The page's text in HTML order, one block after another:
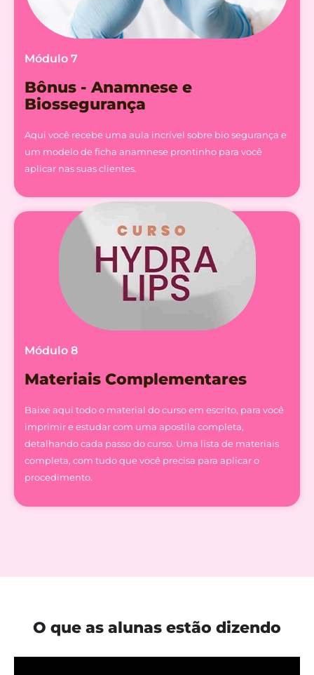
Módulo 7
Bônus - Anamnese e
Biossegurança
Aqui você recebe uma aula incrível sobre bio segurança e
um modelo de ficha anamnese prontinho para você
aplicar nas suas clientes.
Módulo 8
Materiais Complementares
Baixe aqui todo o material do curso em escrito, para você
imprimir e estudar com uma apostila completa,
detalhando cada passo do curso. Uma lista de materiais
completa, com tudo que você precisa para aplicar o
procedimento.
O que as alunas estão dizendo